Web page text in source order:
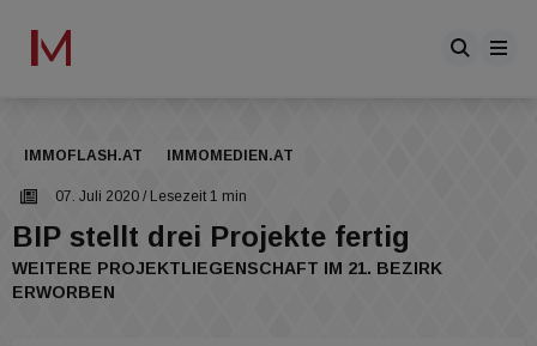
IMMOFLASH.AT IMMOMEDIEN.AT
07. Juli 2020 / Lesezeit 1 min
BIP stellt drei Projekte fertig
WEITERE PROJEKTLIEGENSCHAFT IM 21. BEZIRK
ERWORBEN